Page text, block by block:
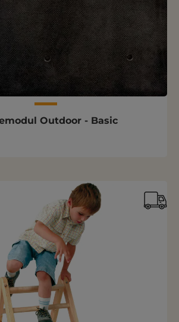
Outdoor - Basic